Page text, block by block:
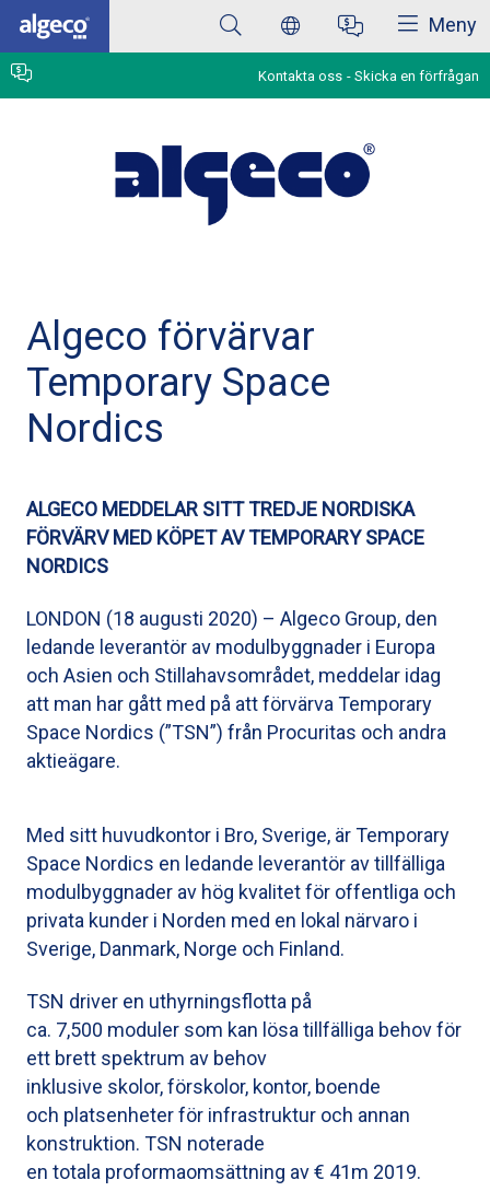
Hoppa
huvudinnehåll
Meny
Kontakta oss Skicka en förfrågan
Algeco förvärvar
Temporary Space
Nordics
ALGECO MEDDELAR SITT TREDJE NORDISKA
FÖRVÄRV MED KÖPET AV TEMPORARY SPACE
NORDICS
LONDON (18 augusti 2020) – Algeco Group, den
ledande leverantör av modulbyggnader i Europa
och Asien och Stillahavsområdet, meddelar idag
att man har gått med på att förvärva Temporary
Space Nordics (”TSN”) från Procuritas och andra
aktieägare.
Med sitt huvudkontor i Bro, Sverige, är Temporary
Space Nordics en ledande leverantör av tillfälliga
modulbyggnader av hög kvalitet för offentliga och
privata kunder i Norden med en lokal närvaro i
Sverige, Danmark, Norge och Finland.
TSN driver en uthyrningsflotta på
ca. 7,500 moduler som kan lösa tillfälliga behov för
ett brett spektrum av behov
inklusive skolor, förskolor, kontor, boende
och platsenheter för infrastruktur och annan
konstruktion. TSN noterade
en totala proformaomsättning av € 41m 2019.